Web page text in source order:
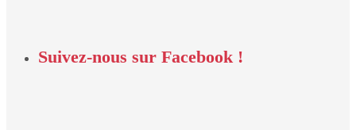
Suivez-nous sur Facebook !